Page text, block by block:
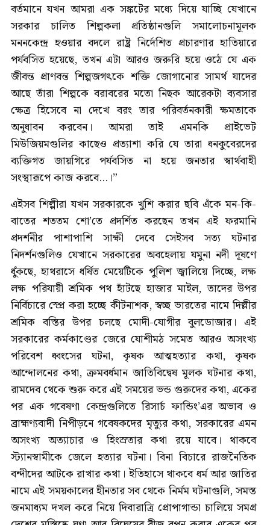
বর্তমানে যখন আমরা এক সঙ্কটের মধ্যে দিয়ে যাচ্ছি যেখানে
সরকার চালিত শিল্পকলা প্রতিষ্ঠানগুলি সমালোচনামূলক
মননকেন্দ্র হওয়ার বদলে রাষ্ট্র নির্দেশিত প্রচারণার হাতিয়ারে
পর্যবসিত হয়েছে, তখন এটা আরও জরুরি হয়ে ওঠে যে এক
জীবন্ত প্রাণবন্ত শিল্পজগৎকে শক্তি জোগানোর সামর্থ যাদের
আছে তাঁরা শিল্পকে বরাবরের মতো নিছক আরেকটা ব্যবসার
ক্ষেত্র হিসেবে না দেখে বরং তার পরিবর্তনকারী ক্ষমতাকে
অনুধাবন করবেন। আমরা তাই এমনকি প্রাইভেট
মিউজিয়মগুলির কাছেও প্রত্যাশা করি যে তারা ধনকুবেরদের
ব্যক্তিগত জায়গিরে পর্যবসিত না হয়ে জনতার স্বার্থবাহী
সংস্থারূপে কাজ করবে...।”
এইসব শিল্পীরা যখন সরকারকে খুশি করার ছবি এঁকে মন-কি-
বাতের শততম শো’তে প্রদর্শিত করছেন তখন এই ফরমানি
প্রদর্শনীর পাশাপাশি সাক্ষী দেবে সেইসব সত্য ঘটনার
নিদর্শনগুলিও যেখানে সরকারের অবহেলায় যমুনা নদী দূষণে
ধুঁকছে, হাথরাসে ধর্ষিত মেয়েটিকে পুলিশ জ্বালিয়ে দিচ্ছে, লক্ষ
লক্ষ পরিযায়ী শ্রমিক পথ হাঁটছে হাজার মাইল, তাদের উপর
নির্বিচারে স্প্রে করা হচ্ছে কীটনাশক, স্বচ্ছ ভারতের নামে দিল্লীর
শ্রমিক বস্তির উপর চলছে মোদী-যোগীর বুলডোজার। এই
সরকারের কর্মকাণ্ডের জেরে যোশীমঠ সমেত আরও অসংখ্য
পরিবেশ ধ্বংসের ঘটনা, কৃষক আত্মহত্যার কথা, কৃষক
আন্দোলনের কথা, ক্রমবর্ধমান জাতিবিদ্বেষ মূলক ঘটনার কথা,
রামদেব থেকে শুরু করে এই সময়ের ভন্ড গুরুদের কথা, একের
পর এক গবেষণা কেন্দ্রগুলিতে রিসার্চ ফান্ডিং’এর অভাব ও
ব্রাহ্মণ্যবাদী নিপীড়নে গবেষকদের মৃত্যুর কথা, সরকারের এমন
অসংখ্য অত্যাচার ও হিংস্রতার কথা রয়ে যাবে। থাকবে
স্ট্যানস্বামীকে জেলে হত্যার ঘটনা। বিনা বিচারে রাজনৈতিক
বন্দীদের আটকে রাখার কথা। ইতিহাসে থাকবে ধর্ম আর জাতির
নামে এই সময়কালের হীনতার সব থেকে নির্মম ঘটনাগুলি, সমস্ত
জনমাধ্যম দখল করে নিয়ে দিবারাত্রি প্রোপাগান্ডা চালিয়ে সমগ্র